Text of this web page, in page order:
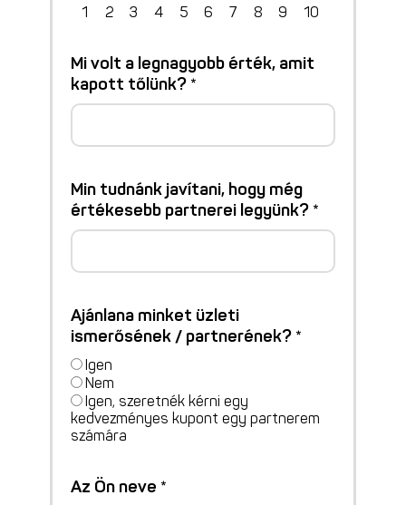
1 2 3 4 5 6 7 8 9 10
Mi volt a legnagyobb érték, amit
kapott tőlünk? *
Min tudnánk javítani, hogy még
értékesebb partnerei legyünk? *
Ajánlana minket üzleti
ismerősének / partnerének? *
Igen
Nem
Igen, szeretnék kérni egy
kedvezményes kupont egy partnerem
számára
Az Ön neve *